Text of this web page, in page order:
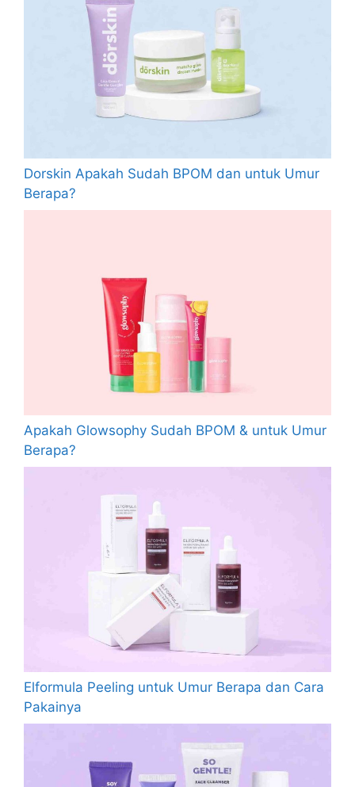
Dorskin Apakah Sudah BPOM dan untuk Umur
Berapa?
Apakah Glowsophy Sudah BPOM & untuk Umur
Berapa?
Elformula Peeling untuk Umur Berapa dan Cara
Pakainya